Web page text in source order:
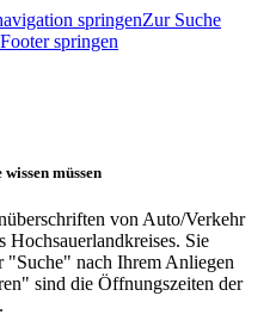
springenZur Suche
springen
wissen müssen
von Auto/Verkehr
Hochsauerlandkreises. Sie
"Suche" nach Ihrem Anliegen
sind die Öffnungszeiten der